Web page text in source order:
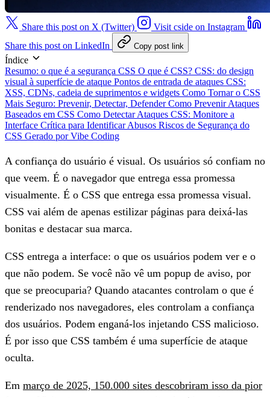
Share this post on X (Twitter)
Visit cside on Instagram
Share this post on LinkedIn
Copy post link
Índice
Resumo: o que é a segurança CSS O que é CSS? CSS: do design
visual à superfície de ataque Pontos de entrada de ataques CSS:
XSS, CDNs, cadeia de suprimentos e widgets Como Tornar o CSS
Mais Seguro: Prevenir, Detectar, DefenderComo Prevenir Ataques
Baseados em CSS Como Detectar Ataques CSS: Monitore a
Interface Crítica para Identificar Abusos Riscos de Segurança do
CSS Gerado por Vibe Coding
A confiança do usuário é visual. Os usuários só confiam no
que veem. É o navegador que entrega essa promessa
visualmente. É o CSS que entrega essa promessa visual.
CSS vai além de apenas estilizar páginas para deixá-las
bonitas e destacar sua marca.
CSS entrega a interface: o que os usuários podem ver e o
que não podem. Se você não vê um popup de aviso, por
que se preocuparia? Quando atacantes controlam o que é
renderizado nos navegadores, eles controlam a confiança
dos usuários. Podem enganá-los injetando CSS malicioso.
É por isso que CSS também é uma superfície de ataque
oculta.
Em março de 2025, 150.000 sites descobriram isso da pior